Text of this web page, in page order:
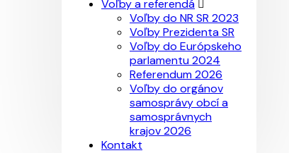
Voľby a referendá
Voľby do NR SR 2023
Voľby Prezidenta SR
Voľby do Európskeho
parlamentu 2024
Referendum 2026
Voľby do orgánov
samosprávy obcí a
samosprávnych
krajov 2026
Kontakt